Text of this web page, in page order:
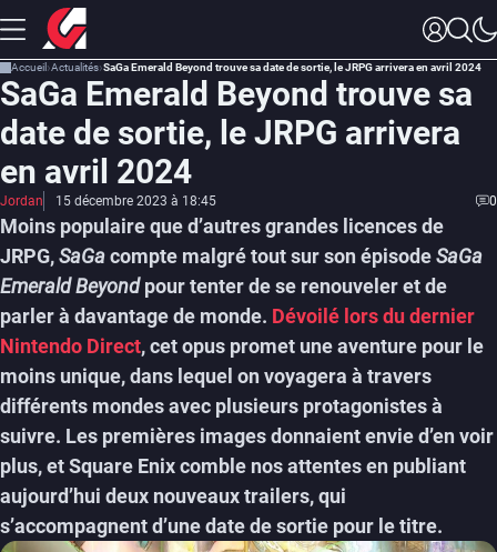
Accueil Actualités SaGa Emerald Beyond trouve sa date de sortie, le JRPG arrivera en avril 2024
SaGa Emerald Beyond trouve sa
date de sortie, le JRPG arrivera
en avril 2024
Jordan 15 décembre 2023 à 18:45 0
Moins populaire que d’autres grandes licences de
JRPG,SaGacompte malgré tout sur son épisodeSaGa
Emerald Beyondpour tenter de se renouveler et de
parler à davantage de monde. Dévoilé lors du dernier
Nintendo Direct, cet opus promet une aventure pour le
moins unique, dans lequel on voyagera à travers
différents mondes avec plusieurs protagonistes à
suivre. Les premières images donnaient envie d’en voir
plus, et Square Enix comble nos attentes en publiant
aujourd’hui deux nouveaux trailers, qui
s’accompagnent d’une date de sortie pour le titre.